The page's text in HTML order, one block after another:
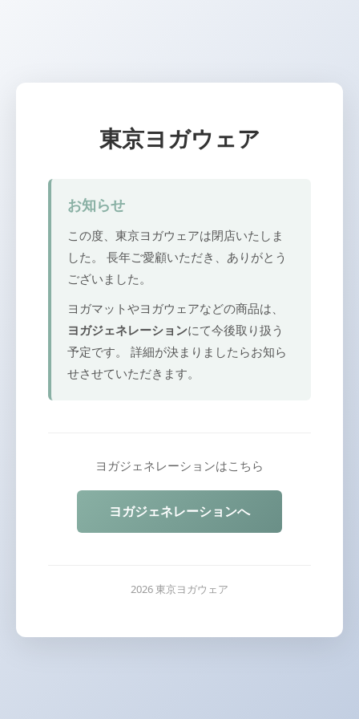
東京ヨガウェア
お知らせ
この度、東京ヨガウェアは閉店いたしま
した。 長年ご愛顧いただき、ありがとう
ございました。
ヨガマットやヨガウェアなどの商品は、
ヨガジェネレーションにて今後取り扱う
予定です。 詳細が決まりましたらお知ら
せさせていただきます。
ヨガジェネレーションはこちら
ヨガジェネレーションへ
2026 東京ヨガウェア